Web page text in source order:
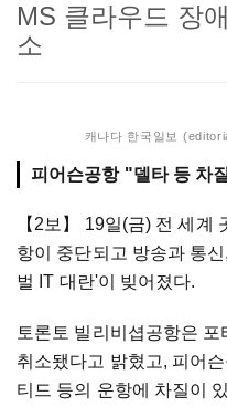
MS 클라우드 장
소
캐나다 한국일보
피어슨공항 "델타 등 차
【2보】 19일(금) 전 세계
항이 중단되고 방송과 통
벌 IT 대란'이 빚어졌다.
토론토 빌리비셥공항은
취소됐다고 밝혔고, 피어
티드 등의 운항에 차질이